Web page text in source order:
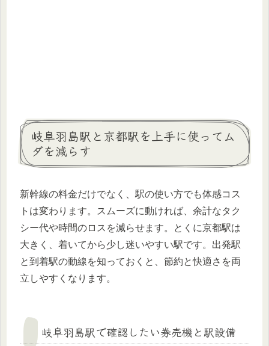
岐阜羽島駅と京都駅を上手に使ってム
ダを減らす
新幹線の料金だけでなく、駅の使い方でも体感コス
トは変わります。スムーズに動ければ、余計なタク
シー代や時間のロスを減らせます。とくに京都駅は
大きく、着いてから少し迷いやすい駅です。出発駅
と到着駅の動線を知っておくと、節約と快適さを両
立しやすくなります。
岐阜羽島駅で確認したい券売機と駅設備